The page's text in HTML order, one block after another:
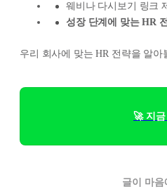
웨비나 다시보기 링크
성장 단계에 맞는 HR
우리 회사에 맞는 HR 전략을 알
🚀 지금
글이 마음